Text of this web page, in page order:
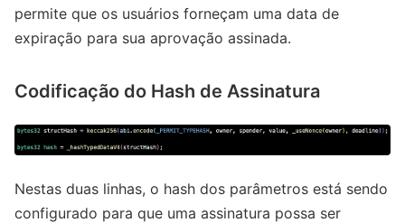
permite que os usuários forneçam uma data de
expiração para sua aprovação assinada.
Codificação do Hash de Assinatura
Nestas duas linhas, o hash dos parâmetros está sendo
configurado para que uma assinatura possa ser